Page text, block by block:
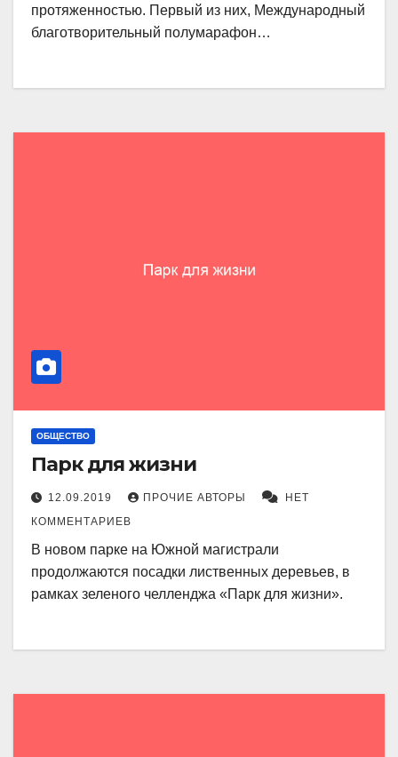
протяженностью. Первый из них, Международный
благотворительный полумарафон…
ОБЩЕСТВО
Парк для жизни
12.09.2019 ПРОЧИЕ АВТОРЫ
НЕТ
КОММЕНТАРИЕВ
В новом парке на Южной магистрали
продолжаются посадки лиственных деревьев, в
рамках зеленого челленджа «Парк для жизни».